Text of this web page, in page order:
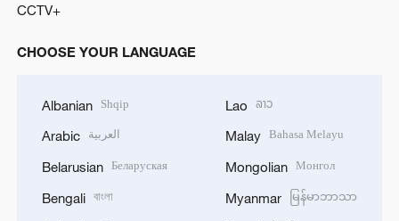
CCTV+
CHOOSE YOUR LANGUAGE
Albanian Shqip
Arabic العربية
Belarusian Беларуская
Bengali বাংলা
Lao ລາວ
Malay Bahasa Melayu
Mongolian Монгол
Myanmar မြန်မာဘာသာ